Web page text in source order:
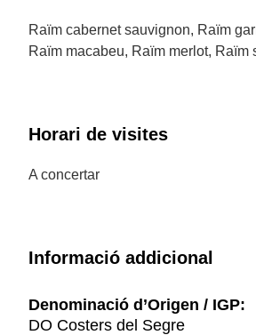
Raïm cabernet sauvignon, Raïm
Raïm macabeu, Raïm merlot, Raïm
Horari de visites
A concertar
Informació addicional
Denominació d’Origen / IGP:
DO Costers del Segre